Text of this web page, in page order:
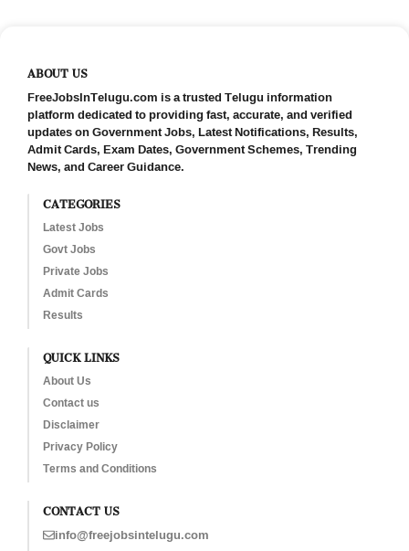
ABOUT US
FreeJobsInTelugu.com is a trusted Telugu information
platform dedicated to providing fast, accurate, and verified
updates on Government Jobs, Latest Notifications, Results,
Admit Cards, Exam Dates, Government Schemes, Trending
News, and Career Guidance.
CATEGORIES
Latest Jobs
Govt Jobs
Private Jobs
Admit Cards
Results
QUICK LINKS
About Us
Contact us
Disclaimer
Privacy Policy
Terms and Conditions
CONTACT US
info@freejobsintelugu.com